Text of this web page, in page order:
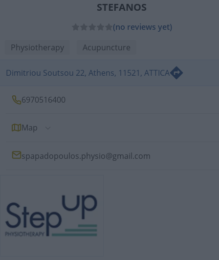
STEFANOS
(no reviews yet)
Physiotherapy
Acupuncture
Dimitriou Soutsou 22, Athens, 11521, ATTICA
6970516400
Map
spapadopoulos.physio@gmail.com